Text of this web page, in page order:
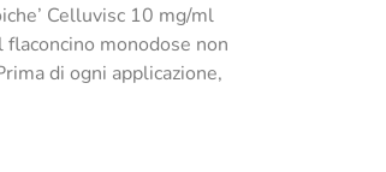
Celluvisc 10 mg/ml
monodose non
di ogni applicazione,